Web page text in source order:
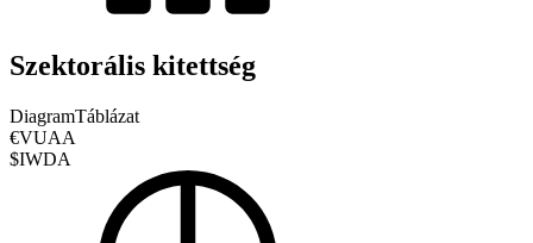
Szektorális kitettség
DiagramTáblázat
€VUAA
$IWDA